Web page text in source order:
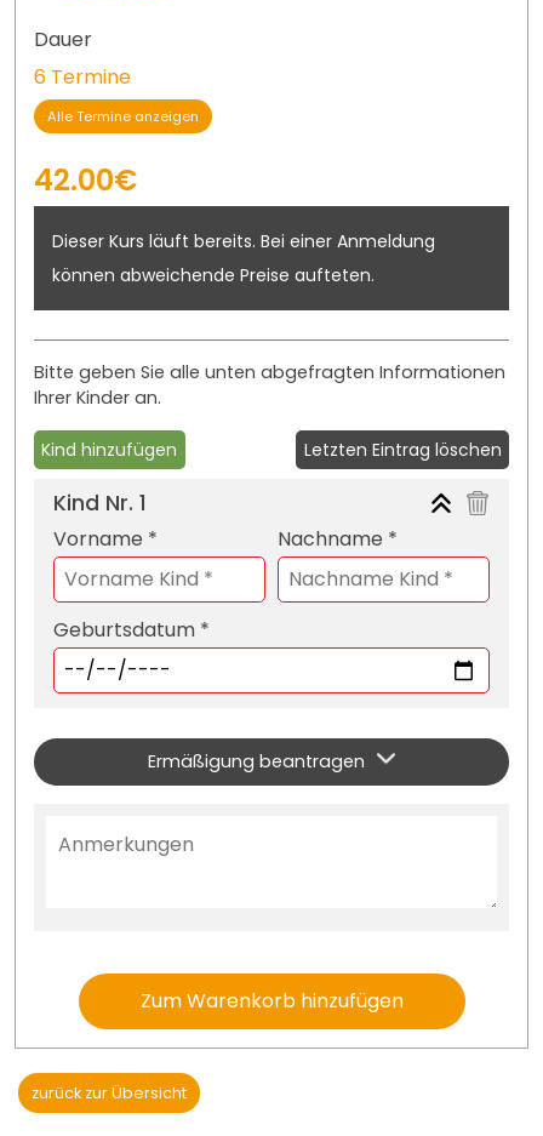
Dauer
6 Termine
Alle Termine anzeigen
42.00€
Dieser Kurs läuft bereits. Bei einer Anmeldung
können abweichende Preise aufteten.
Bitte geben Sie alle unten abgefragten Informationen
Ihrer Kinder an.
Kind hinzufügen Letzten Eintrag löschen
Kind Nr. 1
Vorname * Nachname *
Geburtsdatum *
Ermäßigung beantragen
Zum Warenkorb hinzufügen
zurück zur Übersicht